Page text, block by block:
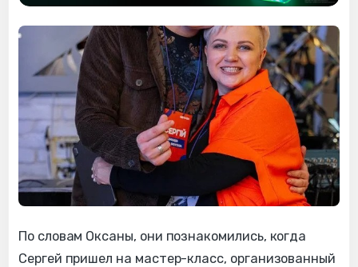
По словам Оксаны, они познакомились, когда
Сергей пришел на мастер-класс, организованный